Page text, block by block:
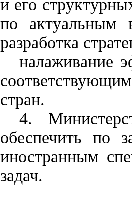
и его
по актуальным
разработка
налаживание
стран.
4.
обеспечить по
иностранным
задач.